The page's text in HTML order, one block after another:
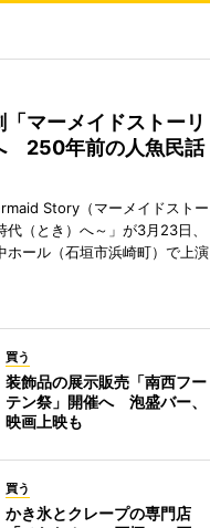
マーメイドストーリ
250年前の人魚民話
Story（マーメイドストー
代（とき）へ～」が3月23日、
ホール（石垣市浜崎町）で上演
買う
装飾品の展示販売「南西フー
テン祭」開催へ 泡盛バー、
映画上映も
買う
かき氷とクレープの専門店